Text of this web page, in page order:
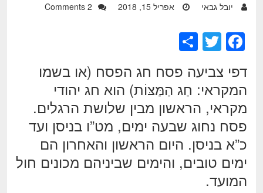
יובל גבאי אפריל 15, 2018 2 Comments
F
c
e
b
o
o
k
T
tt
er
ar
e
דפי צביעה פסח חג הפסח (או בשמו
המקראי: חַג הַמַּצּוֹת) הוא חג יהודי
מקראי, הראשון מבין שלושת הרגלים.
פסח נחוג שבעה ימים, מט”ו בניסן ועד
כ”א בניסן. היום הראשון והאחרון הם
ימים טובים, והימים שביניהם מכונים חול
המועד.